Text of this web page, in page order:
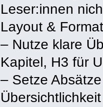
Leser:innen
Layout &
– Nutze klare
Kapitel, H3 für
– Setze